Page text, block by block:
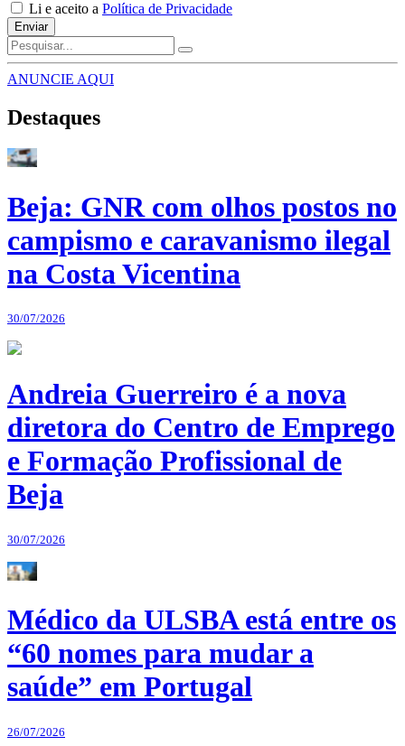
Li e aceito a Política de Privacidade
Enviar
ANUNCIE AQUI
Destaques
Beja: GNR com olhos postos no
campismo e caravanismo ilegal
na Costa Vicentina
30/07/2026
Andreia Guerreiro é a nova
diretora do Centro de Emprego
e Formação Profissional de
Beja
30/07/2026
Médico da ULSBA está entre os
“60 nomes para mudar a
saúde” em Portugal
26/07/2026